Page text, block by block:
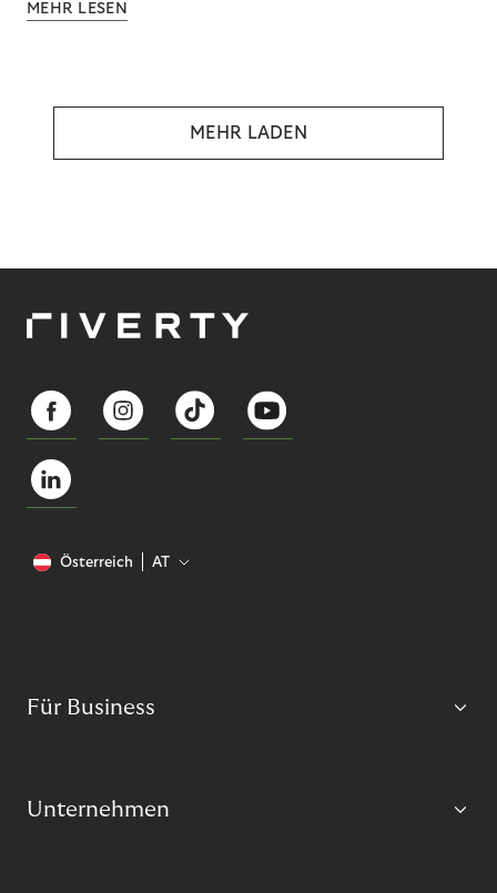
MEHR LESEN
MEHR LADEN
Österreich AT
Für Business
Unternehmen